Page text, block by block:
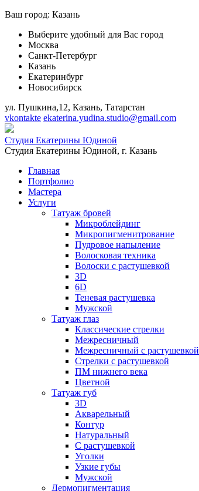
Ваш город: Казань
Выберите удобный для Вас город
Москва
Санкт-Петербург
Казань
Екатеринбург
Новосибирск
ул. Пушкина,12, Казань, Татарстан
vkontakte ekaterina.yudina.studio@gmail.com
Студия Екатерины Юдиной
Студия Екатерины Юдиной, г. Казань
Главная
Портфолио
Мастера
Услуги
Татуаж бровей
Микроблейдинг
Микропигменитрование
Пудровое напыление
Волосковая техника
Волоски с растушевкой
3D
6D
Теневая растушевка
Мужской
Татуаж глаз
Классические стрелки
Межресничный
Межресничный с растушевкой
Стрелки с растушевкой
ПМ нижнего века
Цветной
Татуаж губ
3D
Акварельный
Контур
Натуральный
С растушевкой
Уголки
Узкие губы
Мужской
Дермопигментация